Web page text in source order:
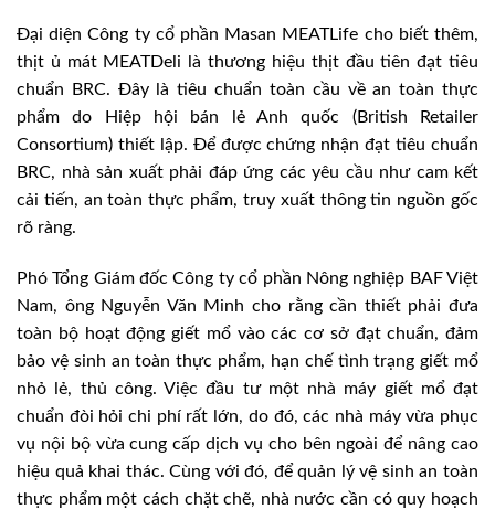
Đại diện Công ty cổ phần Masan MEATLife cho biết thêm,
thịt ủ mát MEATDeli là thương hiệu thịt đầu tiên đạt tiêu
chuẩn BRC. Đây là tiêu chuẩn toàn cầu về an toàn thực
phẩm do Hiệp hội bán lẻ Anh quốc (British Retailer
Consortium) thiết lập. Để được chứng nhận đạt tiêu chuẩn
BRC, nhà sản xuất phải đáp ứng các yêu cầu như cam kết
cải tiến, an toàn thực phẩm, truy xuất thông tin nguồn gốc
rõ ràng.
Phó Tổng Giám đốc Công ty cổ phần Nông nghiệp BAF Việt
Nam, ông Nguyễn Văn Minh cho rằng cần thiết phải đưa
toàn bộ hoạt động giết mổ vào các cơ sở đạt chuẩn, đảm
bảo vệ sinh an toàn thực phẩm, hạn chế tình trạng giết mổ
nhỏ lẻ, thủ công. Việc đầu tư một nhà máy giết mổ đạt
chuẩn đòi hỏi chi phí rất lớn, do đó, các nhà máy vừa phục
vụ nội bộ vừa cung cấp dịch vụ cho bên ngoài để nâng cao
hiệu quả khai thác. Cùng với đó, để quản lý vệ sinh an toàn
thực phẩm một cách chặt chẽ, nhà nước cần có quy hoạch